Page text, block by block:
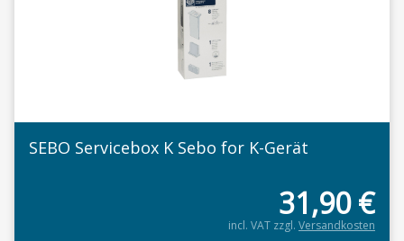
SEBO Servicebox K Sebo for K-Gerät
31,90€
incl. VAT zzgl. Versandkosten